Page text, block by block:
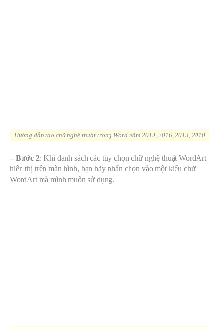
Hướng dẫn tạo chữ nghệ thuật trong Word năm 2019, 2016, 2013, 2010
– Bước 2: Khi danh sách các tùy chọn chữ nghệ thuật WordArt
hiển thị trên màn hình, bạn hãy nhấn chọn vào một kiểu chữ
WordArt mà mình muốn sử dụng.